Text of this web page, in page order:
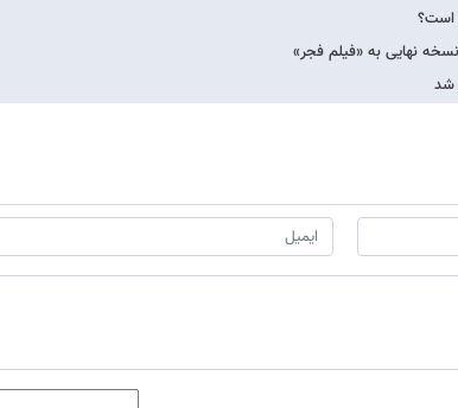
است؟
نهایی به «فیلم فجر»
شد